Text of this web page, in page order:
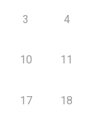
3 4
10 11
17 18